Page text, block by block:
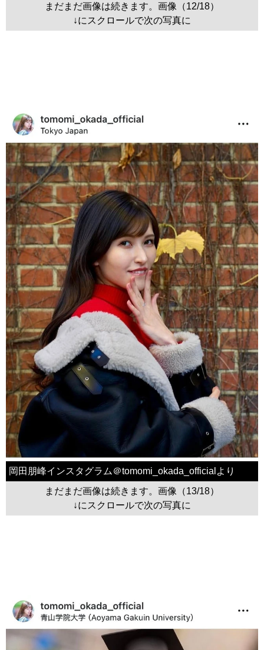
まだまだ画像は続きます。画像（12/18）
↓にスクロールで次の写真に
岡田朋峰インスタグラム＠tomomi_okada_officialより
まだまだ画像は続きます。画像（13/18）
↓にスクロールで次の写真に